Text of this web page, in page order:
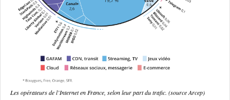
Les opérateurs de l’Internet en France, selon leur part du trafic. (source Arcep)